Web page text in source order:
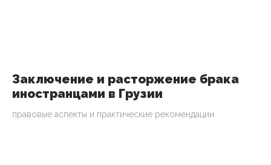
Заключение и расторжение брака
иностранцами в Грузии
правовые аспекты и практические рекомендации